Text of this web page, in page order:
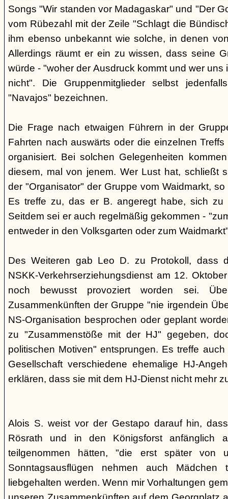
Songs "Wir standen vor Madagaskar" und "Der
vom Rübezahl mit der Zeile "Schlagt die
ihm ebenso unbekannt wie solche, in denen
Allerdings räumt er ein zu wissen, dass seine
würde - "woher der Ausdruck kommt und wer
nicht". Die Gruppenmitglieder selbst
"Navajos" bezeichnen.
Die Frage nach etwaigen Führern in der
Fahrten nach auswärts oder die einzelnen
organisiert. Bei solchen Gelegenheiten
diesem, mal von jenem. Wer Lust hat, schließt
der "Organisator" der Gruppe vom Waidmarkt,
Es treffe zu, das er B. angeregt habe, sich zu
Seitdem sei er auch regelmäßig gekommen -
entweder in den Volksgarten oder zum
Des Weiteren gab Leo D. zu Protokoll, dass
NSKK-Verkehrserziehungsdienst am 12.
noch bewusst provoziert worden sei.
Zusammenkünften der Gruppe "nie irgendein
NS-Organisation besprochen oder geplant
zu "Zusammenstöße mit der HJ" gegeben,
politischen Motiven" entsprungen. Es treffe
Gesellschaft verschiedene ehemalige HJ-
erklären, dass sie mit dem HJ-Dienst nicht mehr
Alois S. weist vor der Gestapo darauf hin,
Rösrath und in den Königsforst anfänglich
teilgenommen hätten, "die erst später von
Sonntagsausflügen nehmen auch
liebgehalten werden. Wenn mir Vorhaltungen